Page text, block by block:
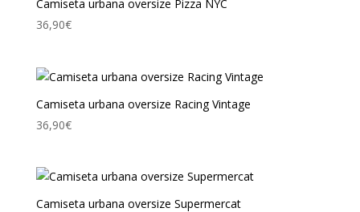
Camiseta urbana oversize Pizza NYC
36,90€
Camiseta urbana oversize Racing Vintage
36,90€
Camiseta urbana oversize Supermercat